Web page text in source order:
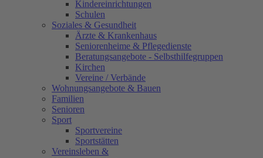
Kindereinrichtungen
Schulen
Soziales & Gesundheit
Ärzte & Krankenhaus
Seniorenheime & Pflegedienste
Beratungsangebote - Selbsthilfegruppen
Kirchen
Vereine / Verbände
Wohnungsangebote & Bauen
Familien
Senioren
Sport
Sportvereine
Sportstätten
Vereinsleben &